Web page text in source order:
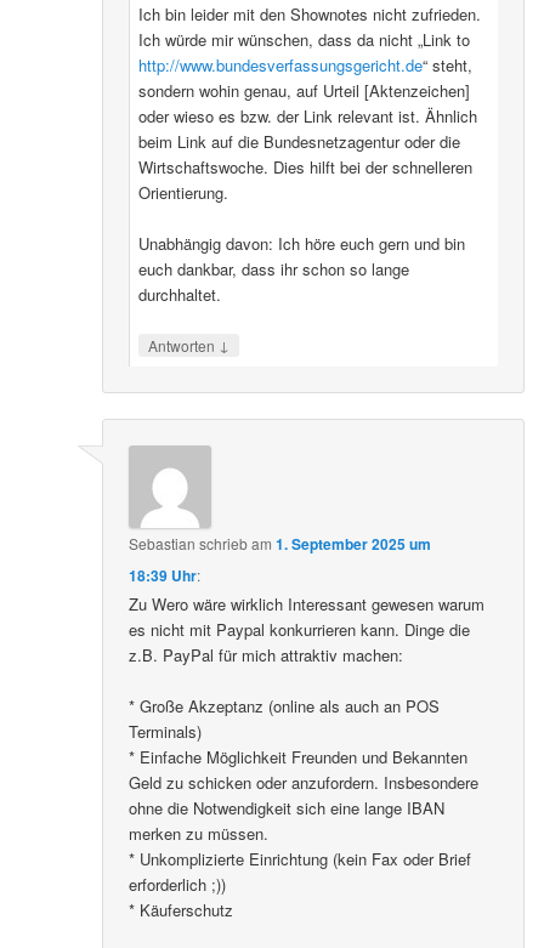
Ich bin leider mit den Shownotes nicht zufrieden.
Ich würde mir wünschen, dass da nicht „Link to
http://www.bundesverfassungsgericht.de“ steht,
sondern wohin genau, auf Urteil [Aktenzeichen]
oder wieso es bzw. der Link relevant ist. Ähnlich
beim Link auf die Bundesnetzagentur oder die
Wirtschaftswoche. Dies hilft bei der schnelleren
Orientierung.
Unabhängig davon: Ich höre euch gern und bin
euch dankbar, dass ihr schon so lange
durchhaltet.
Antworten ↓
Sebastian schriebam1. September 2025 um
18:39 Uhr:
Zu Wero wäre wirklich Interessant gewesen warum
es nicht mit Paypal konkurrieren kann. Dinge die
z.B. PayPal für mich attraktiv machen:
* Große Akzeptanz (online als auch an POS
Terminals)
* Einfache Möglichkeit Freunden und Bekannten
Geld zu schicken oder anzufordern. Insbesondere
ohne die Notwendigkeit sich eine lange IBAN
merken zu müssen.
* Unkomplizierte Einrichtung (kein Fax oder Brief
erforderlich ;))
* Käuferschutz